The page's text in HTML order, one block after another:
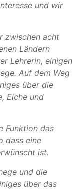
und wir
zwischen acht
Ländern
Lehrerin, einigen
Auf dem Weg
über die
Eiche und
Funktion das
dass eine
ist.
und die
über das